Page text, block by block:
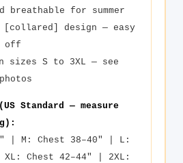
breathable for summer
[collared] design — easy
off
sizes S to 3XL — see
Standard — measure
| M: Chest 38–40″ | L:
XL: Chest 42–44″ | 2XL: